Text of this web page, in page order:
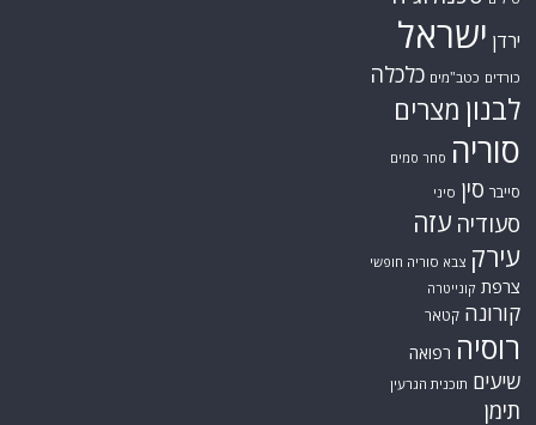
ירדן ישראל
כורדים כטב"מים כלכלה
לבנון מצרים
סוריה סחר סמים
סייבר סין סיני
סעודיה עזה
עירק צבא סוריה חופשי
צרפת קונייטרה
קורונה קטאר
רוסיה רפואה
שיעים תוכנית הגרעין
תימן